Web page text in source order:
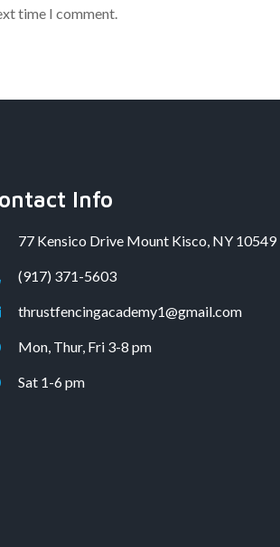
time I comment.
Info
77 Kensico Drive Mount Kisco, NY 10549
(917) 371-5603
thrustfencingacademy1@gmail.com
Mon, Thur, Fri 3-8 pm
Sat 1-6 pm